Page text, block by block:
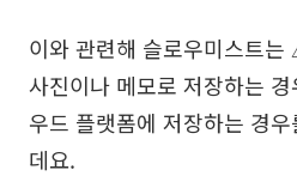
이와 관련해 슬로우미스트
사진이나 메모로 저장하는
우드 플랫폼에 저장하는 경
데요.